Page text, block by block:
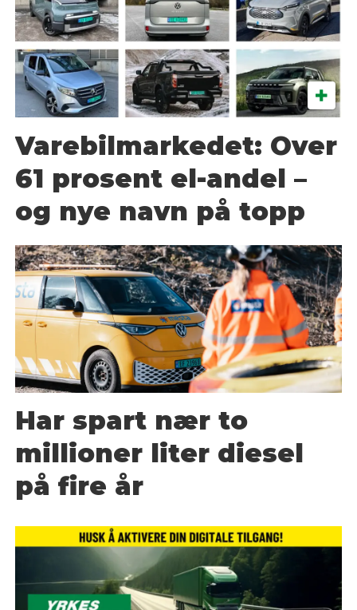
Varebilmarkedet: Over
61 prosent el-andel –
og nye navn på topp
Har spart nær to
millioner liter diesel
på fire år